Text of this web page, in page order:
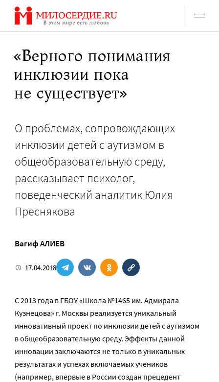
Перейти
содержанию
«Верного понимания
инклюзии пока
не существует»
О проблемах, сопровождающих
инклюзии детей с аутизмом в
общеобразовательную среду,
рассказывает психолог,
поведенческий аналитик Юлия
Преснякова
Вагиф АЛИЕВ
17.04.2018
С 2013 года в ГБОУ «Школа №1465 им. Адмирала
Кузнецова» г. Москвы реализуется уникальный
инновативный проект по инклюзии детей с аутизмом
в общеобразовательную среду. Эффекты данной
инновации заключаются не только в уникальных
результатах и успехах включаемых учеников
(например, впервые в России создан прецедент